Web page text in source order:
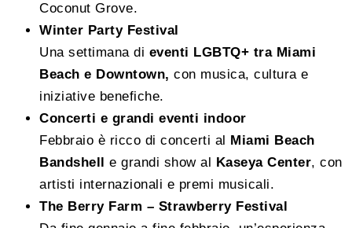
Coconut Grove.
Winter Party Festival
Una settimana di eventi LGBTQ+ tra Miami
Beach e Downtown, con musica, cultura e
iniziative benefiche.
Concerti e grandi eventi indoor
Febbraio è ricco di concerti al
Miami Beach
Bandshell
e grandi show al Kaseya Center, con
artisti internazionali e premi musicali.
The Berry Farm – Strawberry Festival